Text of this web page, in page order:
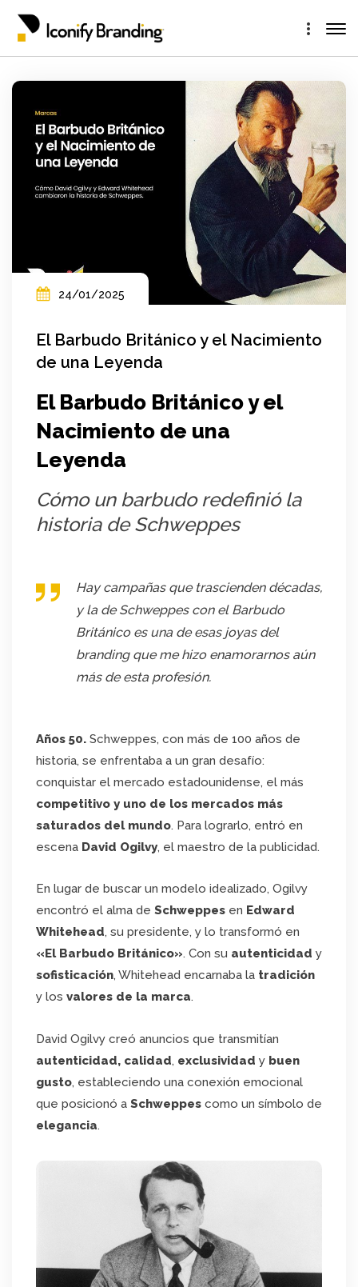
24/01/2025
El Barbudo Británico y el Nacimiento
de una Leyenda
El Barbudo Británico y el
Nacimiento de una
Leyenda
Cómo un barbudo redefinió la
historia de Schweppes
Hay campañas que trascienden décadas,
y la de Schweppes con el Barbudo
Británico es una de esas joyas del
branding que me hizo enamorarnos aún
más de esta profesión.
Años 50. Schweppes, con más de 100 años de
historia, se enfrentaba a un gran desafío:
conquistar el mercado estadounidense, el más
competitivo y uno de los mercados más
saturados del mundo. Para lograrlo, entró en
escena David Ogilvy, el maestro de la publicidad.
En lugar de buscar un modelo idealizado, Ogilvy
encontró el alma de Schweppes en Edward
Whitehead, su presidente, y lo transformó en
«El Barbudo Británico». Con su autenticidad y
sofisticación, Whitehead encarnaba la tradición
y los valores de la marca.
David Ogilvy creó anuncios que transmitían
autenticidad, calidad, exclusividad y buen
gusto, estableciendo una conexión emocional
que posicionó a Schweppes como un símbolo de
elegancia.